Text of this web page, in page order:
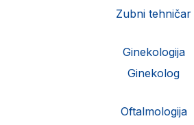
Zubni tehničar
Ginekologija
Ginekolog
Oftalmologija